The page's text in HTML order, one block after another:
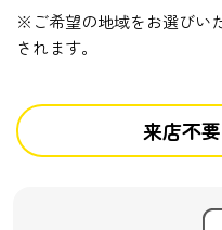
※ご希望の地域をお選びい
されます。
来店不